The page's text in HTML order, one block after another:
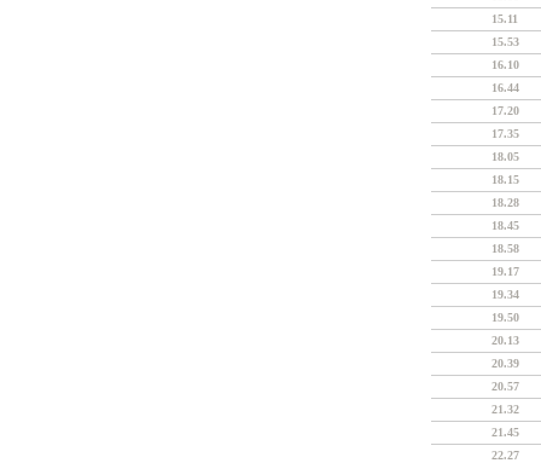
15.11
15.53
16.10
16.44
17.20
17.35
18.05
18.15
18.28
18.45
18.58
19.17
19.34
19.50
20.13
20.39
20.57
21.32
21.45
22.27